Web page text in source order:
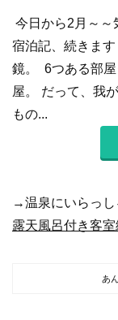
今日から2月～
宿泊記、続きま
鏡。 6つある部
屋。 だって、我
もの...
→温泉にいらっ
露天風呂付き客
あ